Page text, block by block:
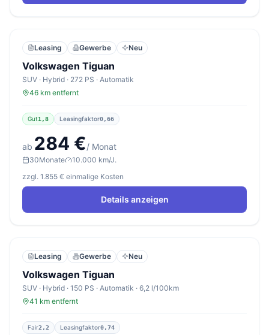
Leasing Gewerbe Neu
Volkswagen Tiguan
SUV · Hybrid · 272 PS · Automatik
46 km entfernt
Gut1,8 Leasingfaktor0,66
ab 284 €/ Monat
30Monate
10.000 km/J.
zzgl. 1.855 € einmalige Kosten
Details anzeigen
Leasing Gewerbe Neu
Volkswagen Tiguan
SUV · Hybrid · 150 PS · Automatik · 6,2 l/100km
41 km entfernt
Fair2,2 Leasingfaktor0,74